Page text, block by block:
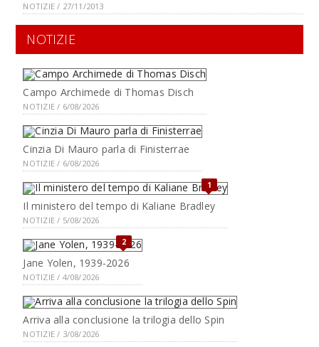
NOTIZIE / 27/11/2013
NOTIZIE
Campo Archimede di Thomas Disch
NOTIZIE / 6/08/2026
Cinzia Di Mauro parla di Finisterrae
NOTIZIE / 6/08/2026
1
Il ministero del tempo di Kaliane Bradley
NOTIZIE / 5/08/2026
2
Jane Yolen, 1939-2026
NOTIZIE / 4/08/2026
Arriva alla conclusione la trilogia dello Spin
NOTIZIE / 3/08/2026